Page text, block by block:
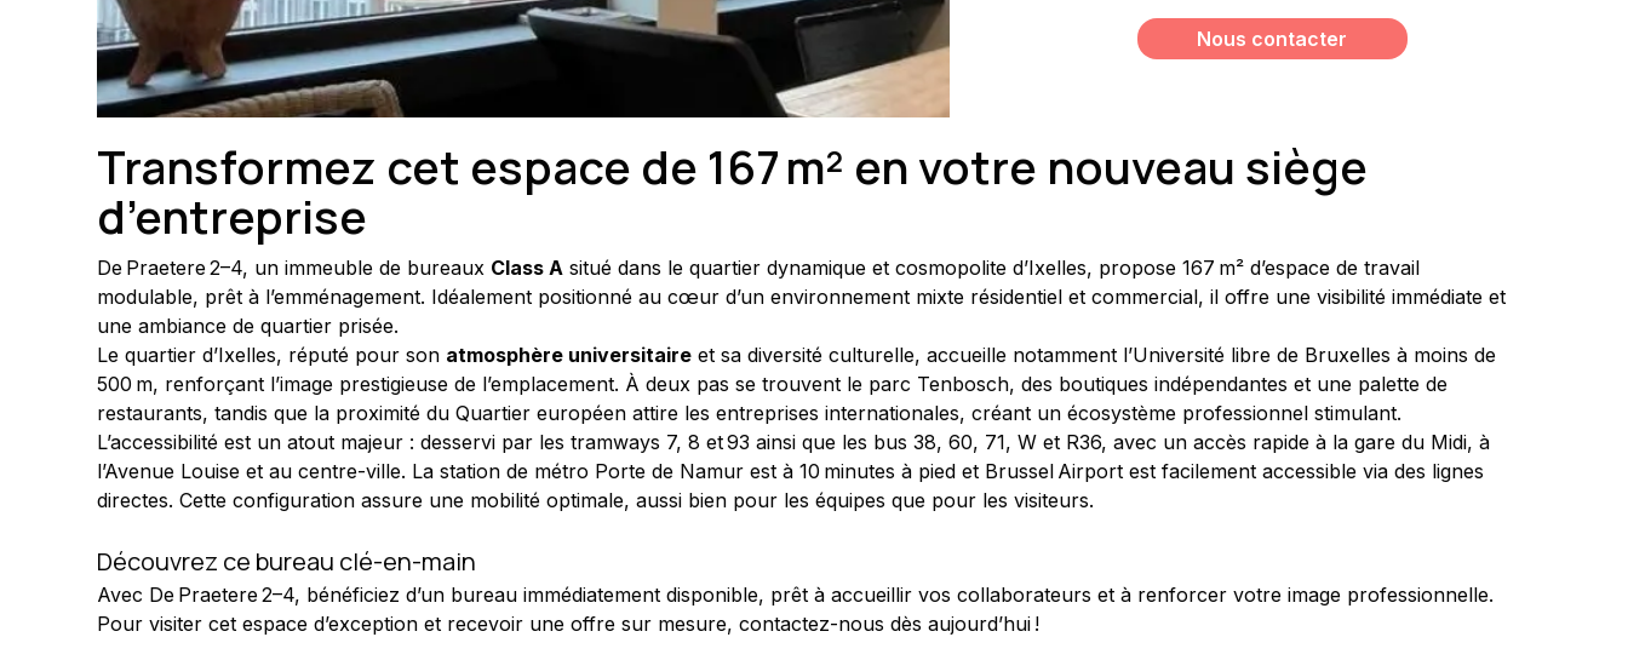
Nous contacter
Transformez cet espace de 167 m² en votre nouveau siège
d’entreprise
De Praetere 2–4, un immeuble de bureaux Class A situé dans le quartier dynamique et cosmopolite d’Ixelles, propose 167 m² d’espace de travail
modulable, prêt à l’emménagement. Idéalement positionné au cœur d’un environnement mixte résidentiel et commercial, il offre une visibilité immédiate et
une ambiance de quartier prisée.
Le quartier d’Ixelles, réputé pour son atmosphère universitaire et sa diversité culturelle, accueille notamment l’Université libre de Bruxelles à moins de
500 m, renforçant l’image prestigieuse de l’emplacement. À deux pas se trouvent le parc Tenbosch, des boutiques indépendantes et une palette de
restaurants, tandis que la proximité du Quartier européen attire les entreprises internationales, créant un écosystème professionnel stimulant.
L’accessibilité est un atout majeur : desservi par les tramways 7, 8 et 93 ainsi que les bus 38, 60, 71, W et R36, avec un accès rapide à la gare du Midi, à
l’Avenue Louise et au centre-ville. La station de métro Porte de Namur est à 10 minutes à pied et Brussel Airport est facilement accessible via des lignes
directes. Cette configuration assure une mobilité optimale, aussi bien pour les équipes que pour les visiteurs.
Découvrez ce bureau clé-en-main
Avec De Praetere 2–4, bénéficiez d’un bureau immédiatement disponible, prêt à accueillir vos collaborateurs et à renforcer votre image professionnelle.
Pour visiter cet espace d’exception et recevoir une offre sur mesure, contactez-nous dès aujourd’hui !